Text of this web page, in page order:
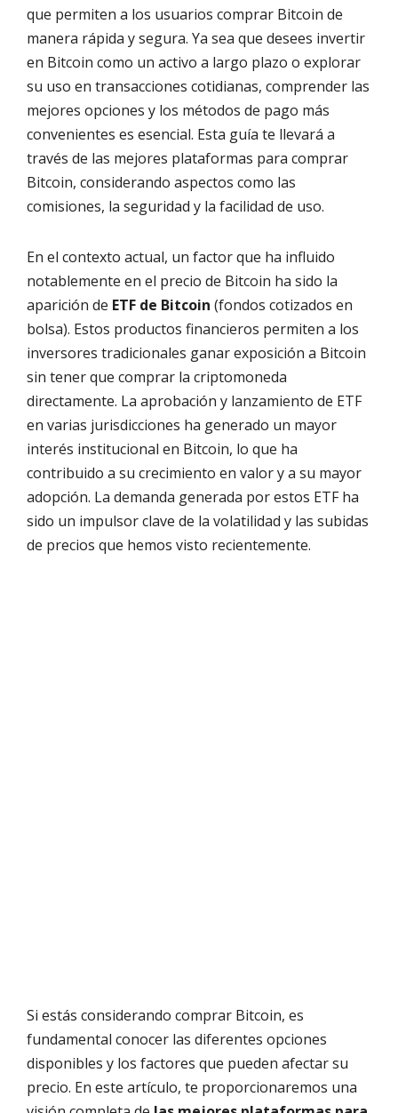
que permiten a los usuarios comprar Bitcoin de
manera rápida y segura. Ya sea que desees invertir
en Bitcoin como un activo a largo plazo o explorar
su uso en transacciones cotidianas, comprender las
mejores opciones y los métodos de pago más
convenientes es esencial. Esta guía te llevará a
través de las mejores plataformas para comprar
Bitcoin, considerando aspectos como las
comisiones, la seguridad y la facilidad de uso.
En el contexto actual, un factor que ha influido
notablemente en el precio de Bitcoin ha sido la
aparición de ETF de Bitcoin (fondos cotizados en
bolsa). Estos productos financieros permiten a los
inversores tradicionales ganar exposición a Bitcoin
sin tener que comprar la criptomoneda
directamente. La aprobación y lanzamiento de ETF
en varias jurisdicciones ha generado un mayor
interés institucional en Bitcoin, lo que ha
contribuido a su crecimiento en valor y a su mayor
adopción. La demanda generada por estos ETF ha
sido un impulsor clave de la volatilidad y las subidas
de precios que hemos visto recientemente.
Si estás considerando comprar Bitcoin, es
fundamental conocer las diferentes opciones
disponibles y los factores que pueden afectar su
precio. En este artículo, te proporcionaremos una